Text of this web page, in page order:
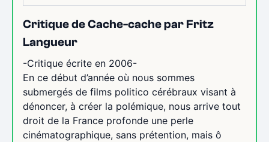
Critique de Cache-cache par Fritz
Langueur
-Critique écrite en 2006-
En ce début d’année où nous sommes
submergés de films politico cérébraux visant à
dénoncer, à créer la polémique, nous arrive tout
droit de la France profonde une perle
cinématographique, sans prétention, mais ô